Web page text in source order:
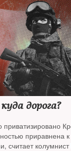
дорога?
приватизировано
приравнена
считает колумнист